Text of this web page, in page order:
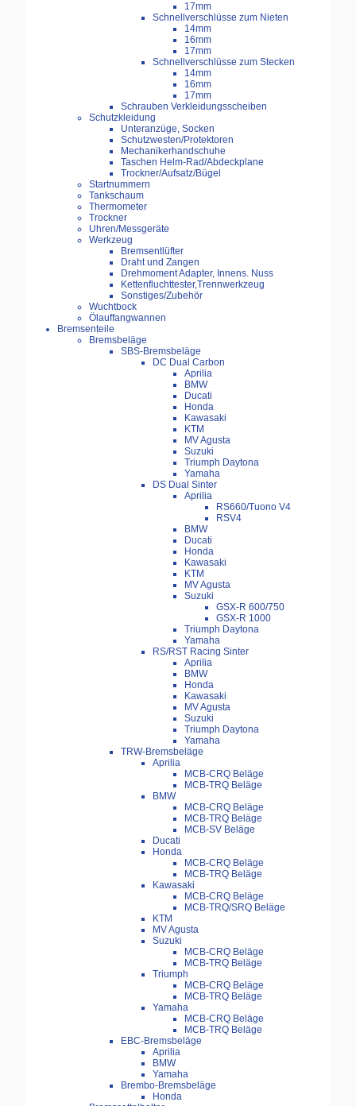
17mm
Schnellverschlüsse zum Nieten
14mm
16mm
17mm
Schnellverschlüsse zum Stecken
14mm
16mm
17mm
Schrauben Verkleidungsscheiben
Schutzkleidung
Unteranzüge, Socken
Schutzwesten/Protektoren
Mechanikerhandschuhe
Taschen Helm-Rad/Abdeckplane
Trockner/Aufsatz/Bügel
Startnummern
Tankschaum
Thermometer
Trockner
Uhren/Messgeräte
Werkzeug
Bremsentlüfter
Draht und Zangen
Drehmoment Adapter, Innens. Nuss
Kettenfluchttester,Trennwerkzeug
Sonstiges/Zubehör
Wuchtbock
Ölauffangwannen
Bremsenteile
Bremsbeläge
SBS-Bremsbeläge
DC Dual Carbon
Aprilia
BMW
Ducati
Honda
Kawasaki
KTM
MV Agusta
Suzuki
Triumph Daytona
Yamaha
DS Dual Sinter
Aprilia
RS660/Tuono V4
RSV4
BMW
Ducati
Honda
Kawasaki
KTM
MV Agusta
Suzuki
GSX-R 600/750
GSX-R 1000
Triumph Daytona
Yamaha
RS/RST Racing Sinter
Aprilia
BMW
Honda
Kawasaki
MV Agusta
Suzuki
Triumph Daytona
Yamaha
TRW-Bremsbeläge
Aprilia
MCB-CRQ Beläge
MCB-TRQ Beläge
BMW
MCB-CRQ Beläge
MCB-TRQ Beläge
MCB-SV Beläge
Ducati
Honda
MCB-CRQ Beläge
MCB-TRQ Beläge
Kawasaki
MCB-CRQ Beläge
MCB-TRQ/SRQ Beläge
KTM
MV Agusta
Suzuki
MCB-CRQ Beläge
MCB-TRQ Beläge
Triumph
MCB-CRQ Beläge
MCB-TRQ Beläge
Yamaha
MCB-CRQ Beläge
MCB-TRQ Beläge
EBC-Bremsbeläge
Aprilia
BMW
Yamaha
Brembo-Bremsbeläge
Honda